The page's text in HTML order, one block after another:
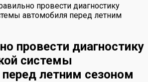
провести диагностику
автомобиля перед летним
провести диагностику
системы
летним сезоном